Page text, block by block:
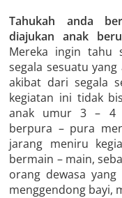
Tahukah anda
diajukan anak
Mereka ingin tahu
segala sesuatu
akibat dari segala
kegiatan ini tidak
anak umur 3 – 4
berpura – pura
jarang meniru
bermain – main,
orang dewasa
menggendong bayi,